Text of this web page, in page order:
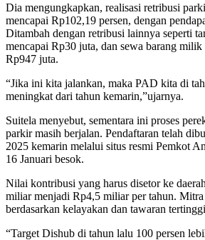
Dia mengungkapkan, realisasi retribusi
mencapai Rp102,19 persen, dengan
Ditambah dengan retribusi lainnya seperti
mencapai Rp30 juta, dan sewa barang milik
Rp947 juta.
“Jika ini kita jalankan, maka PAD kita di
meningkat dari tahun kemarin,”ujarnya.
Suitela menyebut, sementara ini proses
parkir masih berjalan. Pendaftaran telah
2025 kemarin melalui situs resmi Pemkot
16 Januari besok.
Nilai kontribusi yang harus disetor ke
miliar menjadi Rp4,5 miliar per tahun.
berdasarkan kelayakan dan tawaran
“Target Dishub di tahun lalu 100 persen